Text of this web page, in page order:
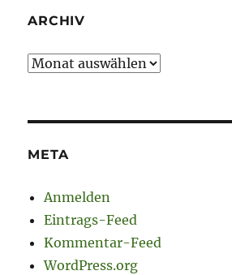
ARCHIV
Archiv
META
Anmelden
Eintrags-Feed
Kommentar-Feed
WordPress.org